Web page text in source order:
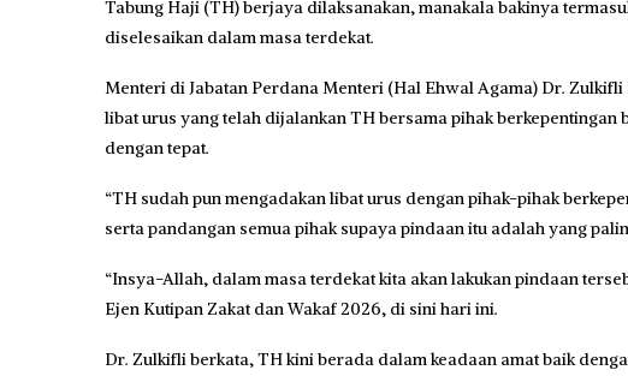
Tabung Haji (TH) berjaya dilaksanakan, manakala bakinya
diselesaikan dalam masa terdekat.
Menteri di Jabatan Perdana Menteri (Hal Ehwal Agama) Dr.
libat urus yang telah dijalankan TH bersama pihak berkepentingan
dengan tepat.
“TH sudah pun mengadakan libat urus dengan pihak-pihak
serta pandangan semua pihak supaya pindaan itu adalah yang
“Insya-Allah, dalam masa terdekat kita akan lakukan pindaan
Ejen Kutipan Zakat dan Wakaf 2026, di sini hari ini.
Dr. Zulkifli berkata, TH kini berada dalam keadaan amat baik